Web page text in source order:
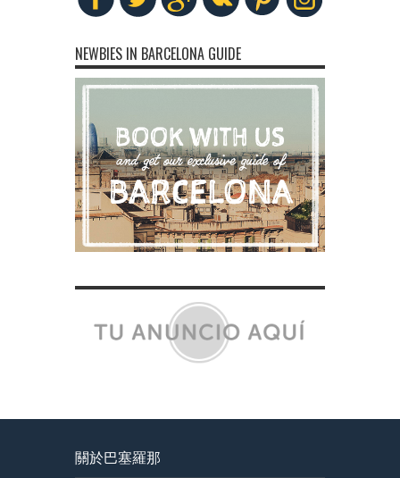
NEWBIES IN BARCELONA GUIDE
關於巴塞羅那